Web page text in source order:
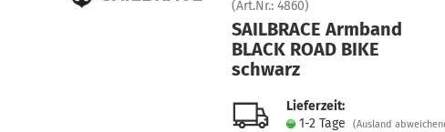
(Art.Nr.: 4860)
SAILBRACE Arm­band
BLACK ROAD BIKE
schwarz
Lieferzeit:
1-2 Tage
(Ausland